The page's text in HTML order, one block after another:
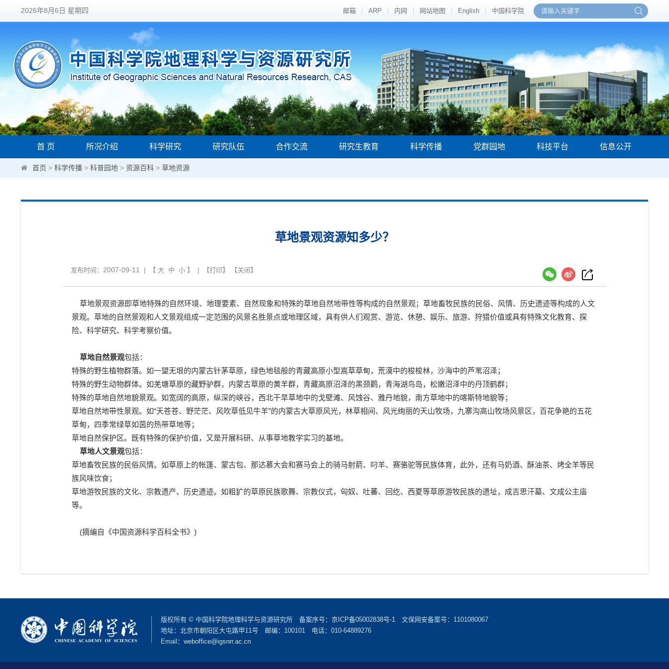
2026年8月6日 星期四 邮箱 ARP 内网 网站地图 English 中国科学院
首 页 所况介绍 科学研究 研究队伍 合作交流 研究生教育 科学传播 党群园地 科技平台 信息公开
首页 > 科学传播 > 科普园地 > 资源百科 > 草地资源
草地景观资源知多少？
发布时间： 2007-09-11 | 【 大 中 小 】 | 【打印】 【关闭 】
草地景观资源即草地特殊的自然环境、地理要素、自然现象和特殊的草地自然地带性等构成的自然景观；草地畜牧民族的民俗、风情、历史遗迹等构成的人文
景观。草地的自然景观和人文景观组成一定范围的风景名胜景点或地理区域，具有供人们观赏、游览、休憩、娱乐、旅游、狩猎价值或具有特殊文化教育、探
险、科学研究、科学考察价值。
草地自然景观包括：
特殊的野生植物群落。如一望无垠的内蒙古针茅草原，绿色地毯般的青藏高原小型嵩草草甸，荒漠中的梭梭林，沙海中的芦苇沼泽；
特殊的野生动物群体。如羌塘草原的藏野驴群，内蒙古草原的黄羊群，青藏高原沼泽的黑颈鹳，青海湖鸟岛，松嫩沼泽中的丹顶鹤群；
特殊的草地自然地貌景观。如宽阔的高原，纵深的峡谷，西北干旱草地中的戈壁滩、风蚀谷、雅丹地貌，南方草地中的喀斯特地貌等；
草地自然地带性景观。如“天苍苍、野茫茫、风吹草低见牛羊”的内蒙古大草原风光，林草相间、风光绚丽的天山牧场，九寨沟高山牧场风景区，百花争艳的五花
草甸，四季常绿草如茵的热带草地等；
草地自然保护区。既有特殊的保护价值，又是开展科研、从事草地教学实习的基地。
草地人文景观包括：
草地畜牧民族的民俗风情。如草原上的帐篷、蒙古包、那达慕大会和赛马会上的骑马射箭、叼羊、赛骆驼等民族体育，此外，还有马奶酒、酥油茶、烤全羊等民
族风味饮食；
草地游牧民族的文化、宗教遗产、历史遗迹。如粗犷的草原民族歌舞、宗教仪式，匈奴、吐蕃、回纥、西夏等草原游牧民族的遗址，成吉思汗墓、文成公主庙
等。
(摘编自《中国资源科学百科全书》)
版权所有 © 中国科学院地理科学与资源研究所 备案序号： 京ICP备05002838号-1 文保网安备案号：1101080067
地址：北京市朝阳区大屯路甲11号 邮编：100101 电话：010-64889276
Email： weboffice@igsnrr.ac.cn